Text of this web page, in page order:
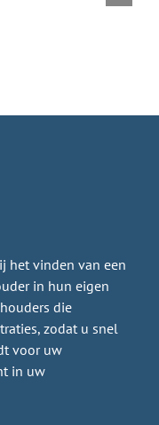
het vinden van een
in hun eigen
die
zodat u snel
voor uw
in uw